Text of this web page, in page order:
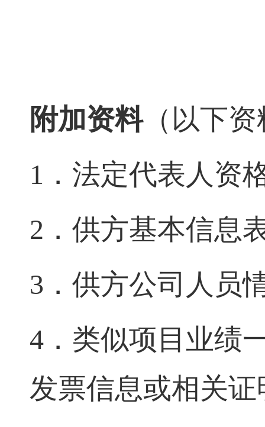
附加资料（以下
1． 法定代表人资
2． 供方基本信息
3． 供方公司人员
4． 类似项目业绩
发票信息或相关证